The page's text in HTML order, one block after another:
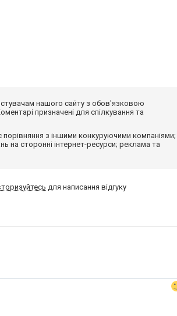
нашого сайту з обов'язковою
призначені для спілкування та
з іншими конкуруючими компаніями;
на сторонні інтернет-ресурси; реклама та
для написання відгуку